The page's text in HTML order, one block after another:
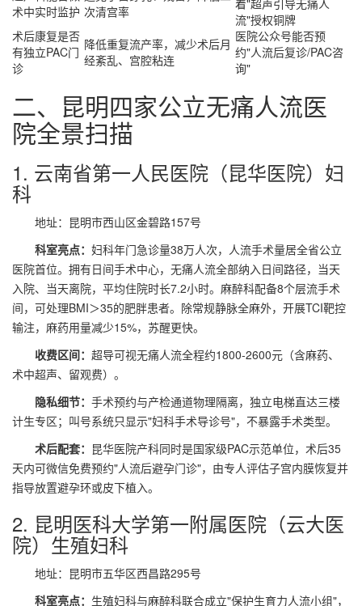
术中实时监护 次清宫率
着"超声引导无痛人
流"授权铜牌
术后康复是否
有独立PAC门
诊
降低重复流产率，减少术后月
经紊乱、宫腔粘连
医院公众号能否预
约"人流后复诊/PAC咨
询"
二、昆明四家公立无痛人流医
院全景扫描
1. 云南省第一人民医院（昆华医院）妇
科
地址：昆明市西山区金碧路157号
科室亮点： 妇科年门急诊量38万人次，人流手术量居全省公立
医院首位。拥有日间手术中心， 无痛人流全部纳入日间路径，当天
入院、当天离院，平均住院时长7.2小时。麻醉科配备8个层流手术
间，可处理BMI＞35的肥胖患者。除常规静脉全麻外，开展TCI靶控
输注，麻药用量减少15%，苏醒更快。
收费区间： 超导可视无痛人流全程约1800-2600元（含麻药、
术中超声、留观费）。
隐私细节： 手术预约与产检通道物理隔离，独立电梯直达三楼
计生专区；叫号系统只显示"妇科手术导诊号"，不暴露手术类型。
术后配套： 昆华医院产科同时是国家级PAC示范单位，术后35
天内可微信免费预约"人流后避孕门诊"，由专人评估子宫内膜恢复并
指导放置避孕环或皮下植入。
2. 昆明医科大学第一附属医院（云大医
院）生殖妇科
地址：昆明市五华区西昌路295号
科室亮点： 生殖妇科与麻醉科联合成立"保护生育力人流小组"，